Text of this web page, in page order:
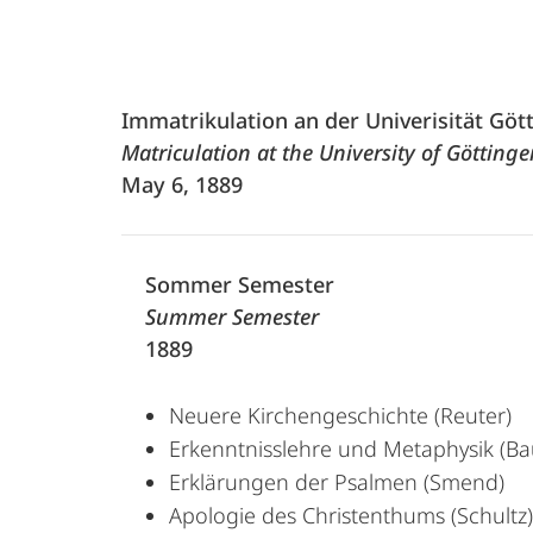
Immatrikulation an der Univerisität
Matriculation at the University of
May 6, 1889
Sommer Semester
Summer Semester
1889
Neuere Kirchengeschichte (Reuter)
Erkenntnisslehre und Metaphysik
Erklärungen der Psalmen (Smend)
Apologie des Christenthums (Schultz)